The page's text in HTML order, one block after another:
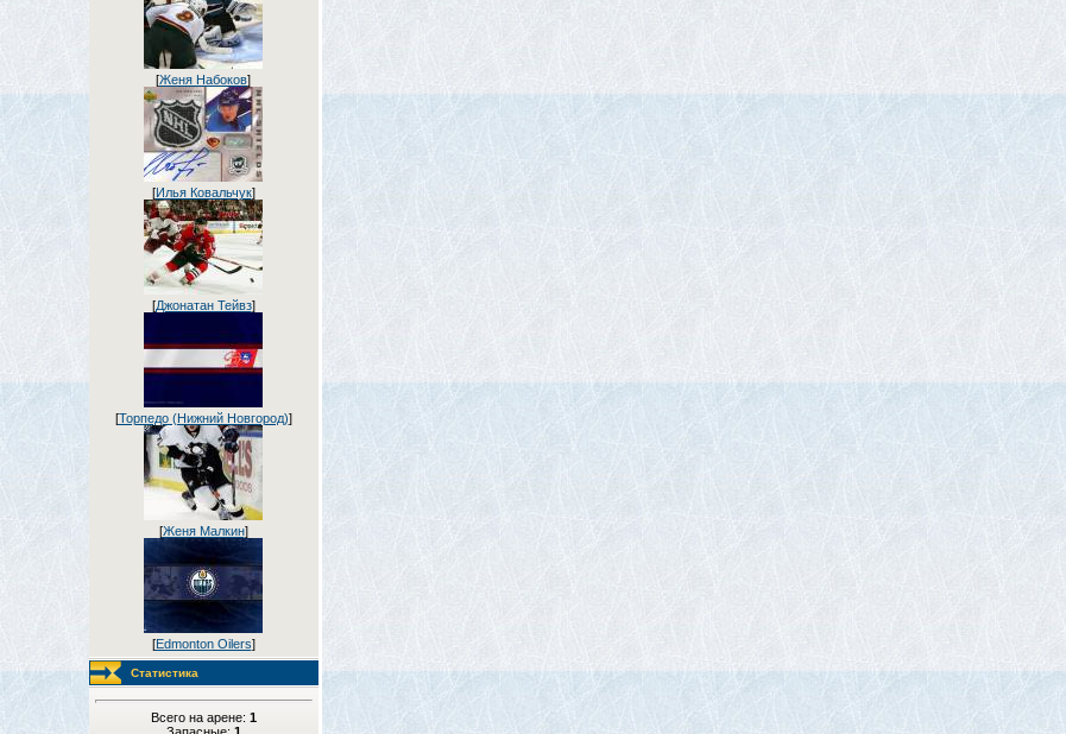
[Женя Набоков]
[Илья Ковальчук]
[Джонатан Тейвз]
[Торпедо (Нижний Новгород)]
[Женя Малкин]
[Edmonton Oilers]
Статистика
Всего на арене: 1